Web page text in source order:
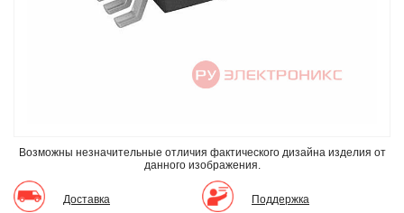
Возможны незначительные отличия фактического дизайна изделия от
данного изображения.
Доставка Поддержка